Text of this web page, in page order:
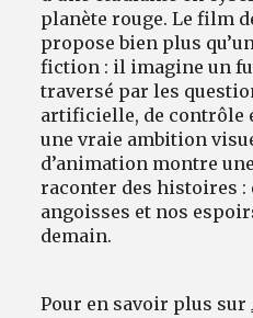
planète rouge. Le film
propose bien plus
fiction : il imagine un
traversé par les
artificielle, de contrôle
une vraie ambition
d’animation montre
raconter des histoires :
angoisses et nos
demain.
Pour en savoir plus sur